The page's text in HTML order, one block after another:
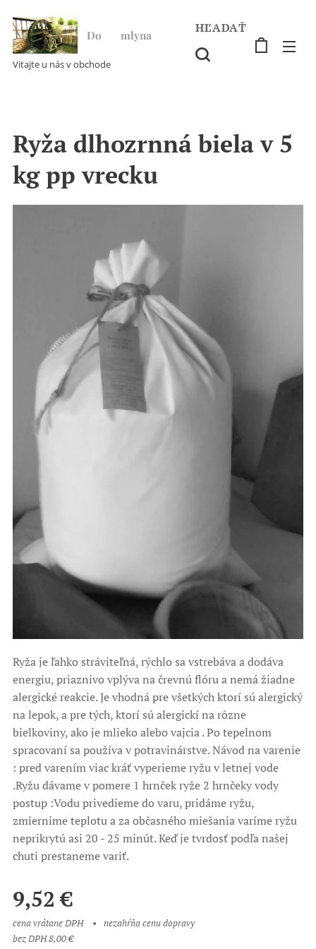
Do ♥ mlyna
Vitajte u nás v obchode
HĽADAŤ
Ryža dlhozrnná biela v 5
kg pp vrecku
Ryža je ľahko stráviteľná, rýchlo sa vstrebáva a dodáva
energiu, priaznivo vplýva na črevnú flóru a nemá žiadne
alergické reakcie. Je vhodná pre všetkých ktorí sú alergický
na lepok, a pre tých, ktorí sú alergickí na rôzne
bielkoviny, ako je mlieko alebo vajcia . Po tepelnom
spracovaní sa používa v potravinárstve. Návod na varenie
: pred varením viac kráť vyperieme ryžu v letnej vode
.Ryžu dávame v pomere 1 hrnček ryže 2 hrnčeky vody
postup :Vodu privedieme do varu, pridáme ryžu,
zmiernime teplotu a za občasného miešania varíme ryžu
neprikrytú asi 20 - 25 minút. Keď je tvrdosť podľa našej
chuti prestaneme variť.
9,52 €
cena vrátane DPH
nezahŕňa cenu dopravy
bez DPH 8,00 €